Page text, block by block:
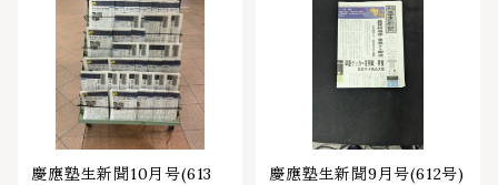
慶應塾生新聞10月号(613
慶應塾生新聞9月号(612号)